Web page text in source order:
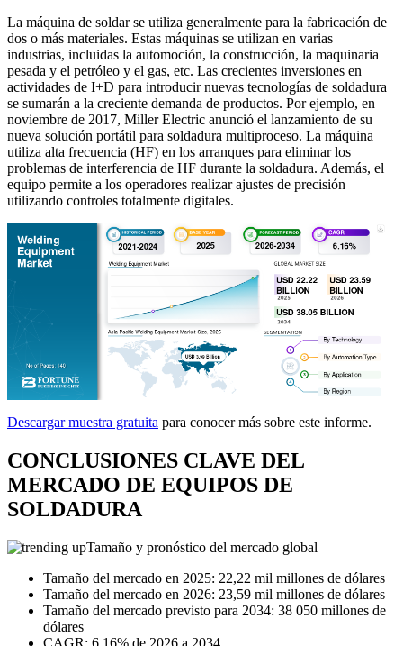
La máquina de soldar se utiliza generalmente para la fabricación de
dos o más materiales. Estas máquinas se utilizan en varias
industrias, incluidas la automoción, la construcción, la maquinaria
pesada y el petróleo y el gas, etc. Las crecientes inversiones en
actividades de I+D para introducir nuevas tecnologías de soldadura
se sumarán a la creciente demanda de productos. Por ejemplo, en
noviembre de 2017, Miller Electric anunció el lanzamiento de su
nueva solución portátil para soldadura multiproceso. La máquina
utiliza alta frecuencia (HF) en los arranques para eliminar los
problemas de interferencia de HF durante la soldadura. Además, el
equipo permite a los operadores realizar ajustes de precisión
utilizando controles totalmente digitales.
Descargar muestra gratuita para conocer más sobre este informe.
CONCLUSIONES CLAVE DEL
MERCADO DE EQUIPOS DE
SOLDADURA
Tamaño y pronóstico del mercado global
Tamaño del mercado en 2025: 22,22 mil millones de dólares
Tamaño del mercado en 2026: 23,59 mil millones de dólares
Tamaño del mercado previsto para 2034: 38 050 millones de
dólares